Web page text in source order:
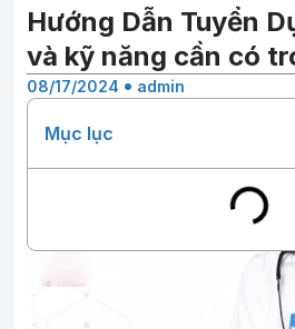
Hướng Dẫn Tuyển
và kỹ năng cần có
08/17/2024 admin
Mục lục